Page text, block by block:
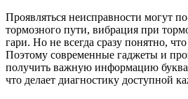
Проявляться неисправности могут
тормозного пути, вибрация при
гари. Но не всегда сразу понятно,
Поэтому современные гаджеты и
получить важную информацию
что делает диагностику доступной